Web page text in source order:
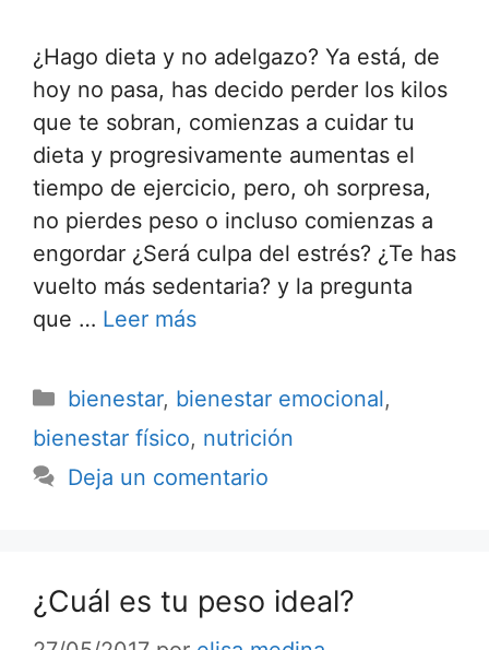
¿Hago dieta y no adelgazo? Ya está, de
hoy no pasa, has decido perder los kilos
que te sobran, comienzas a cuidar tu
dieta y progresivamente aumentas el
tiempo de ejercicio, pero, oh sorpresa,
no pierdes peso o incluso comienzas a
engordar ¿Será culpa del estrés? ¿Te has
vuelto más sedentaria? y la pregunta
que … Leer más
bienestar, bienestar emocional,
bienestar físico, nutrición
Deja un comentario
¿Cuál es tu peso ideal?